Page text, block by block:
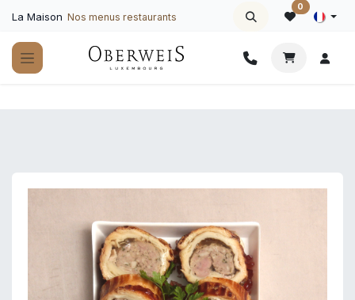
La Maison Nos menus restaurants
0